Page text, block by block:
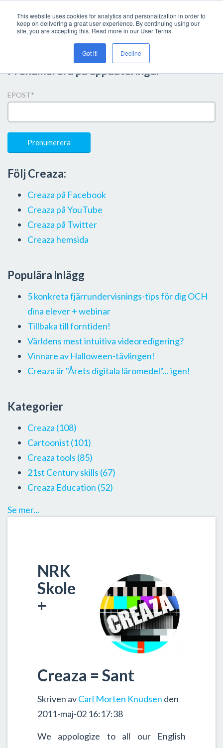
This website uses cookies for analytics and personalization in order to
keep on delivering a great user experience. By continuing using our
site, you are accepting this. Read more in our User Terms.
Got it! Decline
NRK
Skole
+
Creaza = Sant
Skriven avCarl Morten Knudsen den
2011-maj-02 16:17:38
We appologize to all our English
Prenumerera på uppdateringar
EPOST*
Följ Creaza:
Creaza på Facebook
Creaza på YouTube
Creaza på Twitter
Creaza hemsida
Populära inlägg
5 konkreta fjärrundervisnings-tips för dig OCH
dina elever + webinar
Tillbaka till forntiden!
Världens mest intuitiva videoredigering?
Vinnare av Halloween-tävlingen!
Creaza är "Årets digitala läromedel"... igen!
Kategorier
Creaza (108)
Cartoonist (101)
Creaza tools (85)
21st Century skills (67)
Creaza Education (52)
Se mer...